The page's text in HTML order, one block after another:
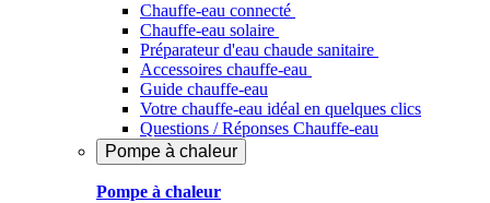
Chauffe-eau connecté
Chauffe-eau solaire
Préparateur d'eau chaude sanitaire
Accessoires chauffe-eau
Guide chauffe-eau
Votre chauffe-eau idéal en quelques clics
Questions / Réponses Chauffe-eau
Pompe à chaleur
Pompe à chaleur